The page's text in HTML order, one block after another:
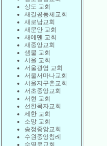
상도 교회
새길공동체교회
새로남교회
새문안 교회
새에덴 교회
새중앙교회
샘물 교회
서울 교회
서울광염 교회
서울서마나교회
서울지구촌교회
서초중앙교회
서현 교회
선한목자교회
세한 교회
소망 교회
송정중앙교회
수원중앙침례
수영로교회